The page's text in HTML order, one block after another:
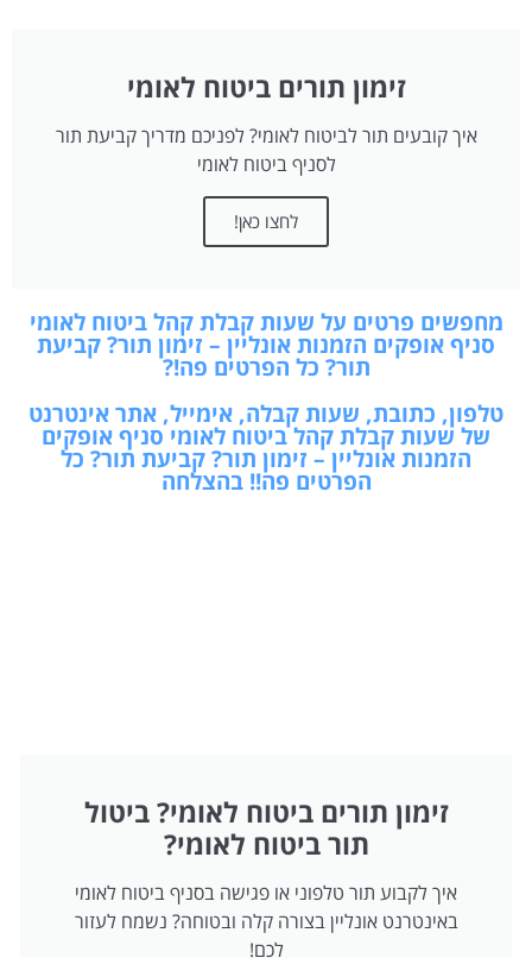
איך קובעים תור לביטוח לאומי? לפניכם מדריך קביעת תור
לסניף ביטוח לאומי
לחצו כאן!
סניף אופקים הזמנות אונליין – זימון תור? קביעת
תור? כל הפרטים פה!?
טלפון, כתובת, שעות קבלה, אימייל, אתר אינטרנט
של שעות קבלת קהל ביטוח לאומי סניף אופקים
הזמנות אונליין – זימון תור? קביעת תור? כל
הפרטים פה!! בהצלחה
תור ביטוח לאומי?
איך לקבוע תור טלפוני או פגישה בסניף ביטוח לאומי
באינטרנט אונליין בצורה קלה ובטוחה? נשמח לעזור
לכם!